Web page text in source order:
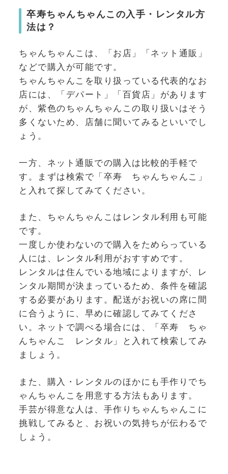
卒寿ちゃんちゃんこの入手・レンタル方
法は？
ちゃんちゃんこは、「お店」「ネット通販」
などで購入が可能です。
ちゃんちゃんこを取り扱っている代表的なお
店には、「デパート」「百貨店」があります
が、紫色のちゃんちゃんこの取り扱いはそう
多くないため、店舗に聞いてみるといいでし
ょう。
一方、ネット通販での購入は比較的手軽で
す。まずは検索で「卒寿 ちゃんちゃんこ」
と入れて探してみてください。
また、ちゃんちゃんこはレンタル利用も可能
です。
一度しか使わないので購入をためらっている
人には、レンタル利用がおすすめです。
レンタルは住んでいる地域によりますが、レ
ンタル期間が決まっているため、条件を確認
する必要があります。配送がお祝いの席に間
に合うように、早めに確認してみてくださ
い。ネットで調べる場合には、「卒寿 ちゃ
んちゃんこ レンタル」と入れて検索してみ
ましょう。
また、購入・レンタルのほかにも手作りでち
ゃんちゃんこを用意する方法もあります。
手芸が得意な人は、手作りちゃんちゃんこに
挑戦してみると、お祝いの気持ちが伝わるで
しょう。